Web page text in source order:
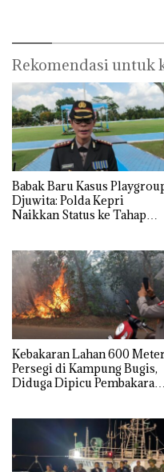
Rekomendasi untuk
Babak Baru Kasus
Djuwita: Polda Kepri
Naikkan Status ke Tahap
Kebakaran Lahan 600
Persegi di Kampung Bugis,
Diduga Dipicu Pembakaran